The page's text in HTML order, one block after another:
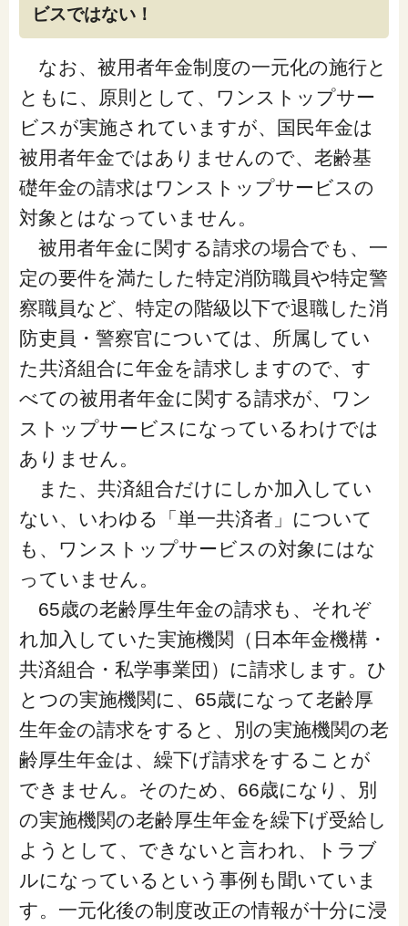
ビスではない！
なお、被用者年金制度の一元化の施行と
ともに、原則として、ワンストップサー
ビスが実施されていますが、国民年金は
被用者年金ではありませんので、老齢基
礎年金の請求はワンストップサービスの
対象とはなっていません。
被用者年金に関する請求の場合でも、一
定の要件を満たした特定消防職員や特定警
察職員など、特定の階級以下で退職した消
防吏員・警察官については、所属してい
た共済組合に年金を請求しますので、す
べての被用者年金に関する請求が、ワン
ストップサービスになっているわけでは
ありません。
また、共済組合だけにしか加入してい
ない、いわゆる「単一共済者」について
も、ワンストップサービスの対象にはな
っていません。
65歳の老齢厚生年金の請求も、それぞ
れ加入していた実施機関（日本年金機構・
共済組合・私学事業団）に請求します。ひ
とつの実施機関に、65歳になって老齢厚
生年金の請求をすると、別の実施機関の老
齢厚生年金は、繰下げ請求をすることが
できません。そのため、66歳になり、別
の実施機関の老齢厚生年金を繰下げ受給し
ようとして、できないと言われ、トラブ
ルになっているという事例も聞いていま
す。一元化後の制度改正の情報が十分に浸